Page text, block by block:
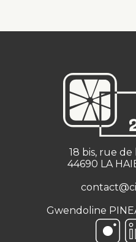
18 bis, rue
44690 LA
Gwendoline
Suivez-